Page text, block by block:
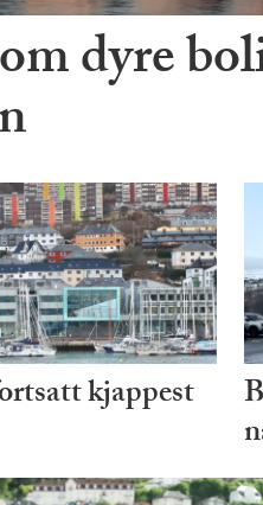
dyre
kjappest